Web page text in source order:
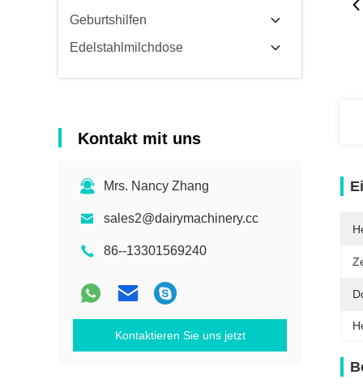
Geburtshilfen
Edelstahlmilchdose
Kontakt mit uns
Mrs. Nancy Zhang
sales2@dairymachinery.cc
86--13301569240
Kontaktieren Sie uns jetzt